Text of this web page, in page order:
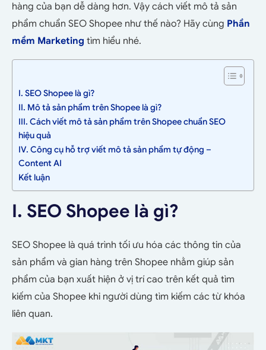
hàng của bạn dễ dàng hơn. Vậy cách viết mô tả sản
phẩm chuẩn SEO Shopee như thế nào? Hãy cùng Phần
mềm Marketing tìm hiểu nhé.
I. SEO Shopee là gì?
II. Mô tả sản phẩm trên Shopee là gì?
III. Cách viết mô tả sản phẩm trên Shopee chuẩn SEO
hiệu quả
IV. Công cụ hỗ trợ viết mô tả sản phẩm tự động –
Content AI
Kết luận
I. SEO Shopee là gì?
SEO Shopee là quá trình tối ưu hóa các thông tin của
sản phẩm và gian hàng trên Shopee nhằm giúp sản
phẩm của bạn xuất hiện ở vị trí cao trên kết quả tìm
kiếm của Shopee khi người dùng tìm kiếm các từ khóa
liên quan.